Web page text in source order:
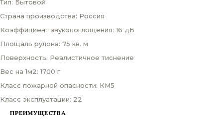
Тип: Бытовой
Страна производства: Россия
Коэффициент звукопоглощения: 16 дБ
Площаль рулона: 75 кв. м
Поверхность: Реалистичное тиснение
Вес на 1м2: 1700 г
Класс пожарной опасности: КМ5
Класс эксплуатации: 22
ПРЕИМУЩЕСТВА